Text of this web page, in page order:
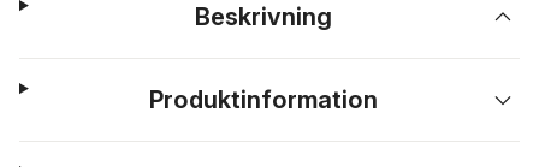
Beskrivning
Produktinformation